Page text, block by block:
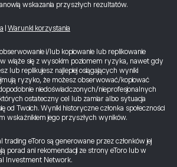
wskazania przyszłych rezultatów.
Warunki korzystania
i/lub kopiowanie lub replikowanie
wiąże się z wysokim poziomem ryzyka, nawet gdy
lub replikujesz najlepiej osiągających wyniki
ryzyko, że możesz obserwować/kopiować
niedoświadczonych/nieprofesjonalnych
ostateczny cel lub zamiar albo sytuacja
od Twoich. Wyniki historyczne członka społeczności
wskaźnikiem jego przyszłych wyników.
trading eToro są generowane przez członków jej
porad ani rekomendacji ze strony eToro lub w
Investment Network.